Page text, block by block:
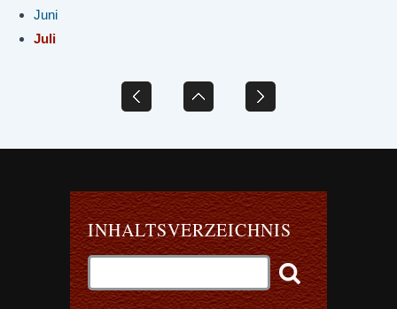
Juni
Juli
INHALTSVERZEICHNIS